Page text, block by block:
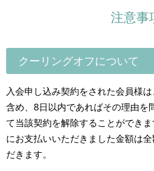
注意事
クーリングオフについて
入会申し込み契約をされた会員様
含め、8日以内であればその理由を
て当該契約を解除することができ
にお支払いいただきました金額は
だきます。